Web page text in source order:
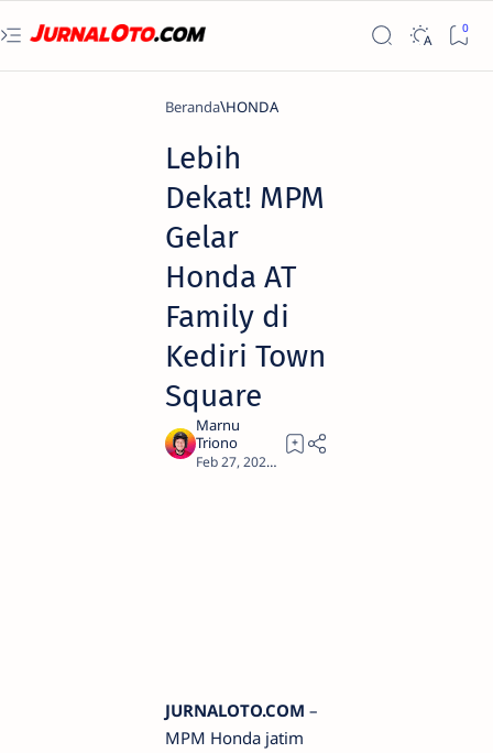
Beranda HONDA
Lebih
Dekat! MPM
Gelar
Honda AT
Family di
Kediri Town
Square
JURNALOTO.COM –
MPM Honda jatim